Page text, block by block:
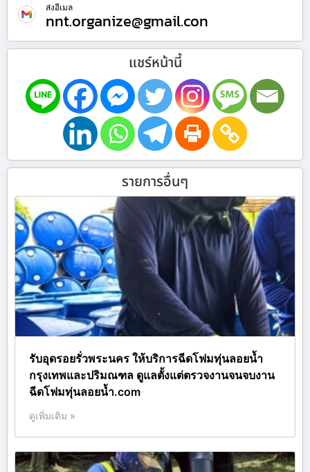
ส่งอีเมล
nnt.organize@gmail.con
แชร์หน้านี้
รายการอื่นๆ
รับอุดรอยรั่วพระนคร ให้บริการฉีดโฟมทุ่นลอยน้ำ
กรุงเทพและปริมณฑล ดูแลตั้งแต่ตรวจงานจนจบงาน
ฉีดโฟมทุ่นลอยน้ำ.com
ดูเพิ่มเติม »